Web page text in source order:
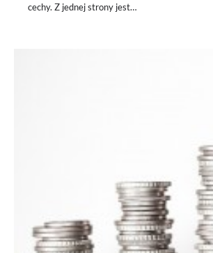
cechy. Z jednej strony jest…